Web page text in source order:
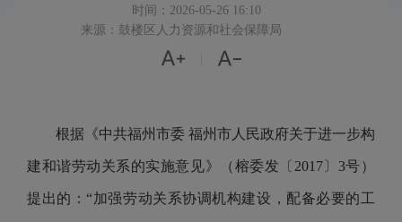
时间：2026-05-26 16:10
来源：鼓楼区人力资源和社会保障局
 
根据《中共福州市委 福州市人民政府关于进一步构
建和谐劳动关系的实施意见》（榕委发〔 2017〕 3号）
提出的：“加强劳动关系协调机构建设，配备必要的工